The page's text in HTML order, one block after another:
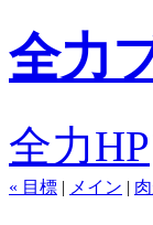
全力
全力HP
« 目標 | メイン |